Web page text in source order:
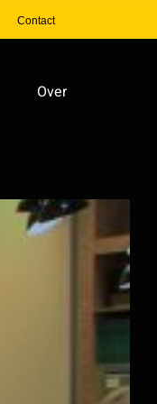
Contact
Over